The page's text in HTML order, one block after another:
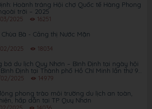
Hoành tráng Hội chợ Quốc tế Hàng Phong
trời – 2025
2025 16251
Chùa Bà - Cảng thị Nước Mặn
2025 18034
bá du lịch Quy Nhơn – Bình Định tại ngày hội
Định tại Thành phố Hồ Chí Minh lần thứ 9
2025 14979
phong trào môi trường du lịch an toàn,
hấp dẫn tại TP Quy Nhơn